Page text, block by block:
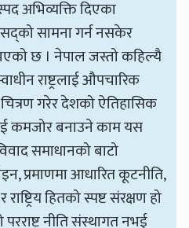
अभिव्यक्ति दिएका
सामना गर्न नसकेर
भएको छ । नेपाल जस्तो कहिल्यै
राष्ट्रलाई औपचारिक
गरेर देशको ऐतिहासिक
कमजोर बनाउने काम यस
समाधानको बाटो
प्रमाणमा आधारित कूटनीति,
हितको स्पष्ट संरक्षण हो
नीति संस्थागत नभई